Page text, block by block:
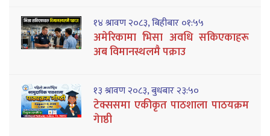
१४ श्रावण २०८३, बिहीबार ०१:५५
अमेरिकामा भिसा अवधि सकिएकाहरू
अब विमानस्थलमै पक्राउ
१३ श्रावण २०८३, बुधबार २३:५०
टेक्ससमा एकीकृत पाठशाला पाठयक्रम
गेाष्ठी